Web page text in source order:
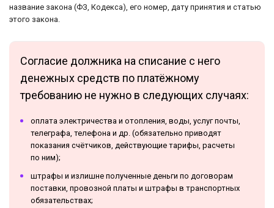
название закона (ФЗ, Кодекса), его номер, дату принятия и статью
этого закона.
Согласие должника на списание с него
денежных средств по платёжному
требованию не нужно в следующих случаях:
оплата электричества и отопления, воды, услуг почты,
телеграфа, телефона и др. (обязательно приводят
показания счётчиков, действующие тарифы, расчеты
по ним);
штрафы и излишне полученные деньги по договорам
поставки, провозной платы и штрафы в транспортных
обязательствах;